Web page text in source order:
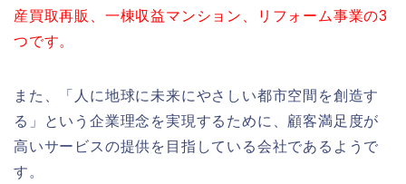
産買取再販、一棟収益マンション、リフォーム事業の3
つです。
また、「人に地球に未来にやさしい都市空間を創造す
る」という企業理念を実現するために、顧客満足度が
高いサービスの提供を目指している会社であるようで
す。